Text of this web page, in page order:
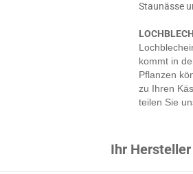
Staunässe
kommt in
Pflanzen
zu Ihren
teilen Sie
Ihr